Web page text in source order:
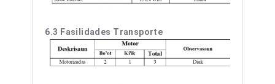
6.3 Fasilidades Transporte